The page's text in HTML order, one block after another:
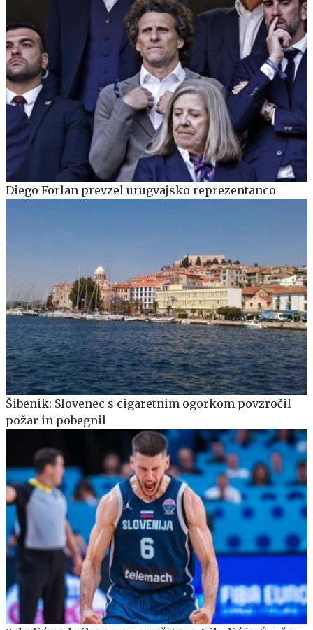
Diego Forlan prevzel urugvajsko reprezentanco
Šibenik: Slovenec s cigaretnim ogorkom povzročil
požar in pobegnil